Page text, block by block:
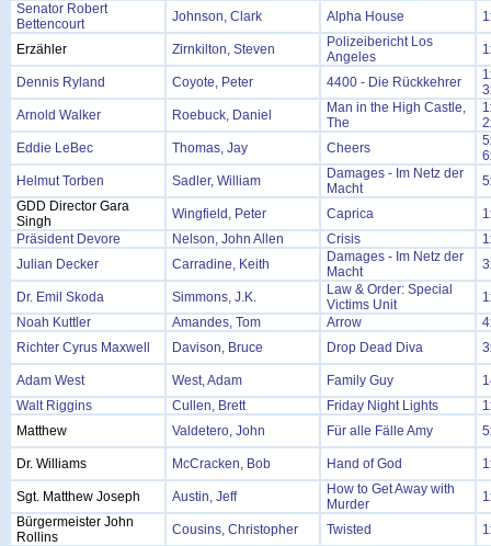
Senator Robert
Bettencourt
Johnson, Clark Alpha House
Erzähler Zirnkilton, Steven
Polizeibericht Los
Angeles
Dennis Ryland Coyote, Peter 4400 - Die Rückkehrer
Arnold Walker
Roebuck, Daniel
Man in the High Castle,
The
Eddie LeBec
Thomas, Jay Cheers
Helmut Torben
Sadler, William
Damages - Im Netz der
Macht
GDD Director Gara
Singh
Wingfield, Peter Caprica
Präsident Devore
Nelson, John Allen Crisis
Julian Decker
Carradine, Keith
Damages - Im Netz der
Macht
Dr. Emil Skoda Simmons, J.K.
Law & Order: Special
Victims Unit
Noah Kuttler
Amandes, Tom Arrow
Richter Cyrus Maxwell
Davison, Bruce Drop Dead Diva
Adam West West, Adam Family Guy
Walt Riggins
Cullen, Brett Friday Night Lights
Matthew
Valdetero, John Für alle Fälle Amy
Dr. Williams McCracken, Bob Hand of God
Sgt. Matthew Joseph Austin, Jeff
How to Get Away with
Murder
Bürgermeister John
Rollins
Cousins, Christopher Twisted